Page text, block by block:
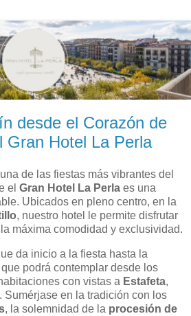
desde el Corazón de
Gran Hotel La Perla
de las fiestas más vibrantes del
el Gran Hotel La Perla es una
Ubicados en pleno centro, en la
, nuestro hotel le permite disfrutar
máxima comodidad y exclusividad.
da inicio a la fiesta hasta la
que podrá contemplar desde los
con vistas a Estafeta,
Sumérjase en la tradición con los
, la solemnidad de la procesión de